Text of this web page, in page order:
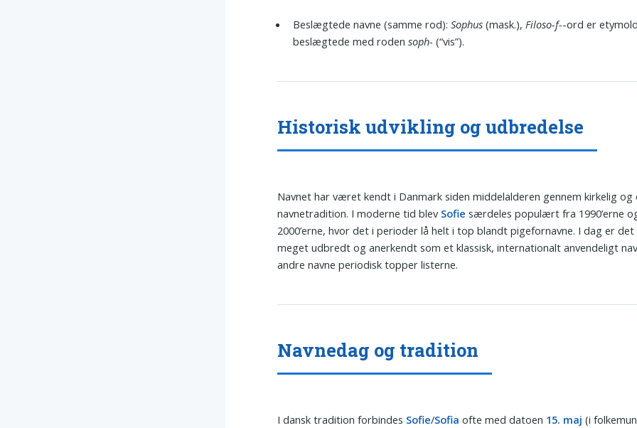
Beslægtede navne (samme rod):Sophus (mask.), Filoso-f--ord er
beslægtede med rodensoph- (“vis”).
Historisk udvikling og udbredelse
Navnet har været kendt i Danmark siden middelalderen gennem kirkelig
navnetradition. I moderne tid blev Sofie særdeles populært fra 1990’erne
2000’erne, hvor det i perioder lå helt i top blandt pigefornavne. I dag er
meget udbredt og anerkendt som et klassisk, internationalt anvendeligt
andre navne periodisk topper listerne.
Navnedag og tradition
I dansk tradition forbindes Sofie/Sofia ofte med datoen 15. maj (i